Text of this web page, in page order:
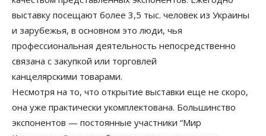
выставку посещают более 3,5 тыс. человек из Украины
и зарубежья, в основном это люди, чья
профессиональная деятельность непосредственно
связана с закупкой или торговлей
канцелярскими товарами.
Несмотря на то, что открытие выставки еще не скоро,
она уже практически укомплектована. Большинство
экспонентов — постоянные участники “Мир